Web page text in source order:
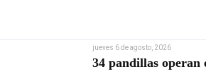
jueves 6 de agosto, 2026
34 pandillas operan